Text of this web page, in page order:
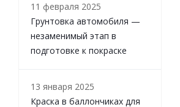
11 февраля 2025
Грунтовка автомобиля —
незаменимый этап в
подготовке к покраске
13 января 2025
Краска в баллончиках для